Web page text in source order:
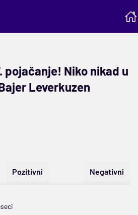
pojačanje! Niko nikad u
Leverkuzen
Pozitivni Negativni